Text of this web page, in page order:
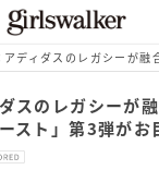
スのレガシーが
スト」第3弾がお